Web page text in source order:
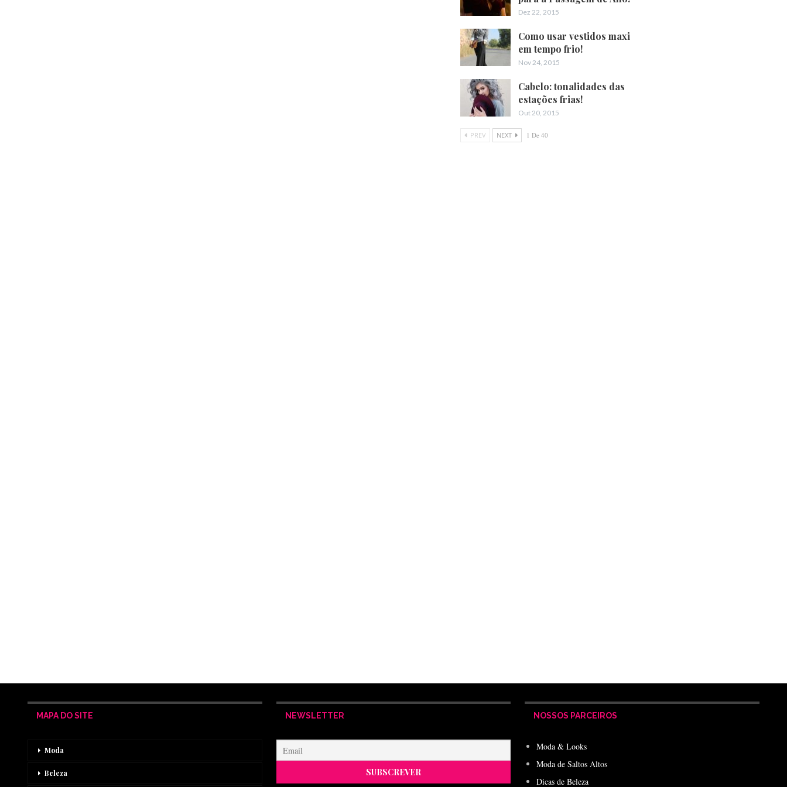
Dez 22, 2015
Como usar vestidos maxi
em tempo frio!
Nov 24, 2015
Cabelo: tonalidades das
estações frias!
Out 20, 2015
PREV NEXT 1 De 40
MAPA DO SITE
Moda
Beleza
NEWSLETTER NOSSOS PARCEIROS
Moda & Looks
Moda de Saltos Altos
Dicas de Beleza